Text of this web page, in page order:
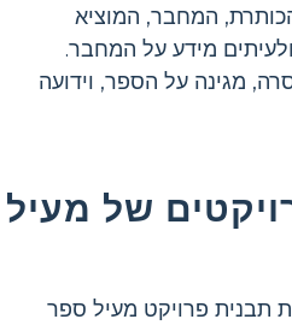
המחבר, המוציא
מידע על המחבר.
מגינה על הספר, וידועה
של מעיל
תבנית פרויקט מעיל ספר